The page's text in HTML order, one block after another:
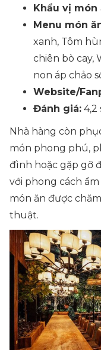
Khẩu vị món
Menu món
xanh, Tôm
chiên bò cay,
non áp chảo
Website/
Đánh giá: 4,2
Nhà hàng còn
món phong phú,
đình hoặc gặp gỡ
với phong cách
món ăn được
thuật.